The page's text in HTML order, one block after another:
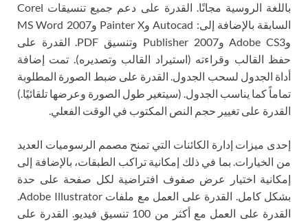
باللغة الروسية مجانًا. القدرة على دعم جميع تنسيقات Corel
السابقة بالإضافة إلى: Autocad وPainter X وMS Word 2007
وAdobe CS3 وPublisher 2007 وتنسيق PDF. القدرة على
حفظ القالب وقراءته (استيراد القالب وتصديره). تمت إضافة
أداة الجدول لسحب الجدول. القدرة على ضبط الصورة المطلوبة
تماماً كما يناسب الجدول. (سيتغير طول الصورة وعرضها تلقائيًا.)
القدرة على تغيير حجم النص المكتوب في الوقت الفعلي.
إحدى ميزات إدارة الكائنات التي تمنح مصمم الرسوميات العديد
من الخيارات. بما في ذلك إمكانية تراكب الطبقات، بالإضافة إلى
إمكانية اختيار عرض صفوف افتراضية لكل صفحة على حدة
بشكل كامل. القدرة على العمل مع ملفات Adobe Illustrator.
القدرة على العمل مع أكثر من 100 تنسيق فيديو. القدرة على